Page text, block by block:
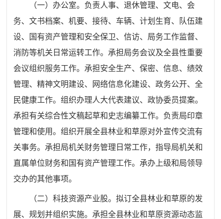
（一） 办公室。负责人事、退休管理、文电、会
务、文书档案、机要、接待、车辆、计划生育、队伍建
设、国有资产管理和安全保卫、信访、局务工作监督、
消防等机关日常运转工作。承担局务会议及全县性重要
会议组织服务工作。承担安全生产、保密、信息、绩效
管理、精神文明建设、网络信息化建设、政务公开、全
民健康工作。组织办理人大代表建议、政协委员提案。
承担有关综合性文稿起草和史志编纂工作。负责局印章
管理和使用。组织开展全县林业和草原对外宣传交流有
关事务。 承担局机关财务管理日常工作，指导局机关和
直属单位财务和国有资产管理工作。承办上级和局领导
交办的其他事项。
（二）科技资源产业股。拟订全县林业和草原的发
展、规划并组织实施。承担全县林业和草原资源动态监